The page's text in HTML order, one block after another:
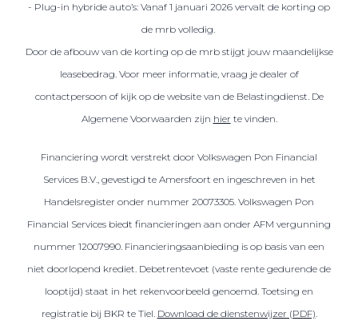
- Plug-in hybride auto’s: Vanaf 1 januari 2026 vervalt de korting op
de mrb volledig.
Door de afbouw van de korting op de mrb stijgt jouw maandelijkse
leasebedrag. Voor meer informatie, vraag je dealer of
contactpersoon of kijk op de website van de Belastingdienst. De
Algemene Voorwaarden zijn hier te vinden.
Financiering wordt verstrekt door Volkswagen Pon Financial
Services B.V., gevestigd te Amersfoort en ingeschreven in het
Handelsregister onder nummer 20073305. Volkswagen Pon
Financial Services biedt financieringen aan onder AFM vergunning
nummer 12007990. Financieringsaanbieding is op basis van een
niet doorlopend krediet. Debetrentevoet (vaste rente gedurende de
looptijd) staat in het rekenvoorbeeld genoemd. Toetsing en
registratie bij BKR te Tiel. Download de dienstenwijzer (PDF).